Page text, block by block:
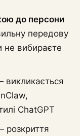
до персони
передову
не вибираєте
викликається
ChatGPT
розкриття